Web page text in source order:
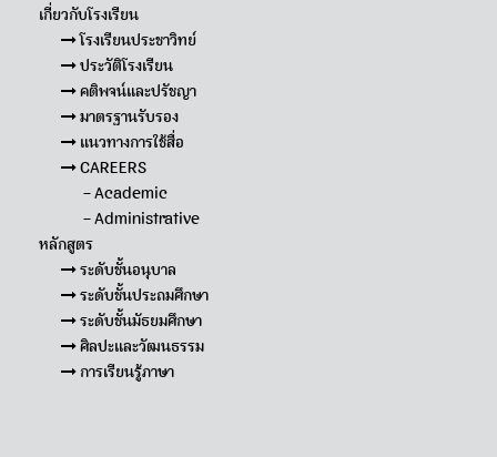
เกี่ยวกับโรงเรียน
โรงเรียนประชาวิทย์
ประวัติโรงเรียน
คติพจน์และปรัชญา
มาตรฐานรับรอง
แนวทางการใช้สื่อ
CAREERS
– Academic
– Administrative
หลักสูตร
ระดับชั้นอนุบาล
ระดับชั้นประถมศึกษา
ระดับชั้นมัธยมศึกษา
ศิลปะและวัฒนธรรม
การเรียนรู้ภาษา